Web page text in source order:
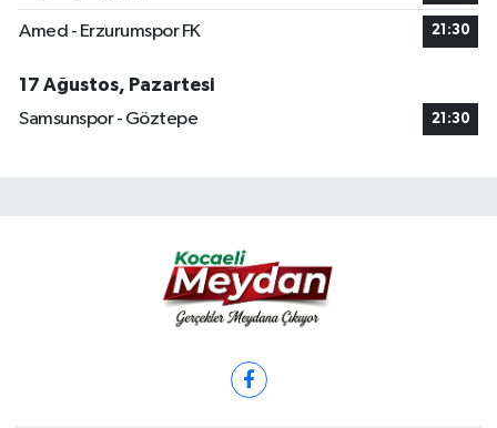
Amed - Erzurumspor FK 21:30
17 Ağustos, Pazartesi
Samsunspor - Göztepe
21:30